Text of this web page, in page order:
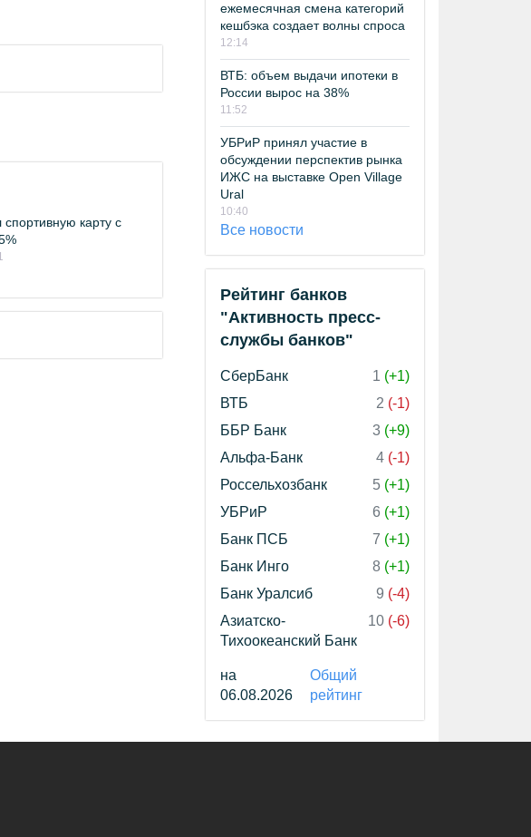
карту с
ежемесячная смена категорий
кешбэка создает волны спроса
12:14
ВТБ: объем выдачи ипотеки в
России вырос на 38%
11:52
УБРиР принял участие в
обсуждении перспектив рынка
ИЖС на выставке Open Village
Ural
10:40
Все новости
Рейтинг банков
"Активность пресс-
службы банков"
СберБанк 1 (+1)
ВТБ
2 (-1)
ББР Банк
3 (+9)
Альфа-Банк
4 (-1)
Россельхозбанк
5 (+1)
УБРиР
6 (+1)
Банк ПСБ
7 (+1)
Банк Инго
8 (+1)
Банк Уралсиб
9 (-4)
Азиатско-
Тихоокеанский Банк
10 (-6)
на
06.08.2026
Общий
рейтинг